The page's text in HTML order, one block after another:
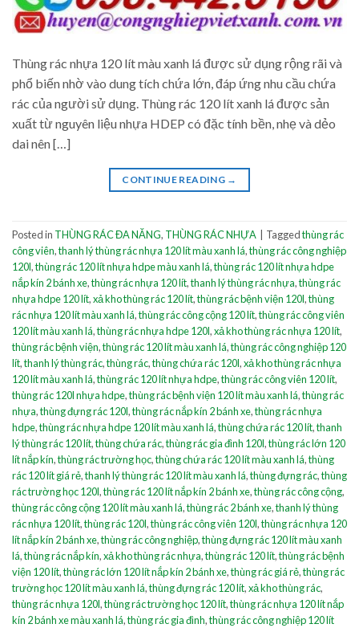
Thùng rác nhựa 120 lít màu xanh lá được sử dụng rộng rãi và
phổ biến nhờ vào dung tích chứa lớn, đáp ứng nhu cầu chứa
rác của người sử dụng. Thùng rác 120 lít xanh lá được sản
xuất từ nguyên liệu nhựa HDEP có đặc tính bền, nhẹ và dẻo
dai nên […]
CONTINUE READING →
Posted in THÙNG RÁC ĐA NĂNG, THÙNG RÁC NHỰA Taggedthùng rác
công viên,thanh lý thùng rác nhựa 120 lít màu xanh lá,thùng rác công nghiệp
120l,thùng rác 120 lít nhựa hdpe màu xanh lá,thùng rác 120 lít nhựa hdpe
nắp kín 2 bánh xe,thùng rác nhựa 120 lít,thanh lý thùng rác nhựa,thùng rác
nhựa hdpe 120 lít,xả kho thùng rác 120 lít,thùng rác bệnh viện 120l,thùng
rác nhựa 120 lít màu xanh lá,thùng rác công cộng 120 lít,thùng rác công viên
120 lít màu xanh lá,thùng rác nhựa hdpe 120l,xả kho thùng rác nhựa 120 lít,
thùng rác bệnh viện,thùng rác 120 lít màu xanh lá,thùng rác công nghiệp 120
lít,thanh lý thùng rác,thùng rác,thùng chứa rác 120l,xả kho thùng rác nhựa
120 lít màu xanh lá,thùng rác 120 lít nhựa hdpe,thùng rác công viên 120 lít,
thùng rác 120l nhựa hdpe,thùng rác bệnh viện 120 lít màu xanh lá,thùng rác
nhựa,thùng đựng rác 120l,thùng rác nắp kín 2 bánh xe,thùng rác nhựa
hdpe,thùng rác nhựa hdpe 120 lít màu xanh lá,thùng chứa rác 120 lít,thanh
lý thùng rác 120 lít,thùng chứa rác,thùng rác gia đình 120l,thùng rác lớn 120
lít nắp kín,thùng rác trường học,thùng chứa rác 120 lít màu xanh lá,thùng
rác 120 lít giá rẻ,thanh lý thùng rác 120 lít màu xanh lá,thùng đựng rác,thùng
rác trường học 120l,thùng rác 120 lít nắp kín 2 bánh xe,thùng rác công cộng,
thùng rác công cộng 120 lít màu xanh lá,thùng rác 2 bánh xe,thanh lý thùng
rác nhựa 120 lít,thùng rác 120l,thùng rác công viên 120l,thùng rác nhựa 120
lít nắp kín 2 bánh xe,thùng rác công nghiệp,thùng đựng rác 120 lít màu xanh
lá,thùng rác nắp kín,xả kho thùng rác nhựa,thùng rác 120 lít,thùng rác bệnh
viện 120 lít,thùng rác lớn 120 lít nắp kín 2 bánh xe,thùng rác giá rẻ,thùng rác
trường học 120 lít màu xanh lá,thùng đựng rác 120 lít,xả kho thùng rác,
thùng rác nhựa 120l,thùng rác trường học 120 lít,thùng rác nhựa 120 lít nắp
kín 2 bánh xe màu xanh lá,thùng rác gia đình,thùng rác công nghiệp 120 lít